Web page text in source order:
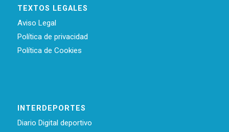
TEXTOS LEGALES
Aviso Legal
Política de privacidad
Política de Cookies
INTERDEPORTES
Diario Digital deportivo